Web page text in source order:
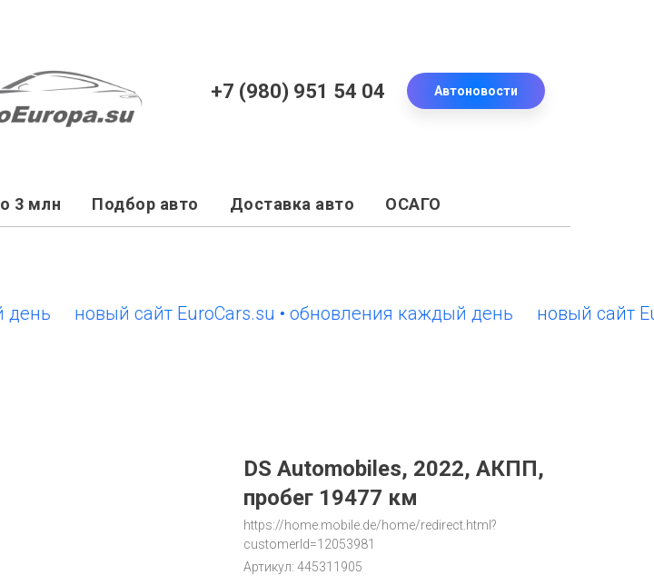
+7 (980) 951 54 04 Автоновости
3 млн Подбор авто Доставка авто ОСАГО
новый сайт EuroCars.su • обновления каждый день новый сайт
DS Automobiles, 2022, АКПП,
пробег 19477 км
https://home.mobile.de/home/redirect.html?
customerId=12053981
Артикул: 445311905